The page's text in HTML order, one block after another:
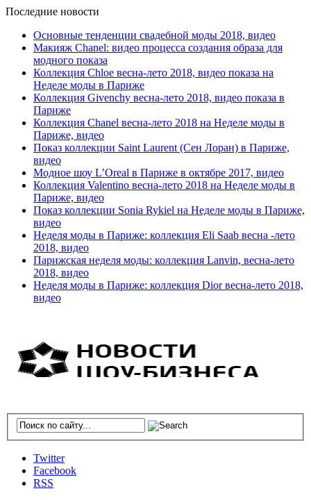
Последние новости
Основные тенденции свадебной моды 2018, видео
Макияж Chanel: видео процесса создания образа для
модного показа
Коллекция Chloe весна-лето 2018, видео показа на
Неделе моды в Париже
Коллекция Givenchy весна-лето 2018, видео показа в
Париже
Коллекция Chanel весна-лето 2018 на Неделе моды в
Париже, видео
Показ коллекции Saint Laurent (Сен Лоран) в Париже,
видео
Модное шоу L’Oreal в Париже в октябре 2017, видео
Коллекция Valentino весна-лето 2018 на Неделе моды в
Париже, видео
Показ коллекции Sonia Rykiel на Неделе моды в Париже,
видео
Неделя моды в Париже: коллекция Eli Saab весна -лето
2018, видео
Парижская неделя моды: коллекция Lanvin, весна-лето
2018, видео
Неделя моды в Париже: коллекция Dior весна-лето 2018,
видео
Twitter
Facebook
RSS